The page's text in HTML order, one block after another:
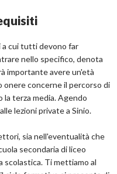
a cui tutti devono far
nello specifico, denota
importante avere un'età
onere concerne il percorso di
la terza media. Agendo
lezioni private a Sinio.
sia nell'eventualità che
secondaria di liceo
scolastica. Ti mettiamo al